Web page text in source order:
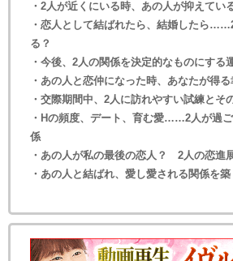
・2人が近くにいる時、あの人が抑えてい
・恋人として結ばれたら、結婚したら
る？
・今後、2人の関係を決定的なものにする
・あの人と恋仲になった時、あなたが得る
・交際期間中、2人に訪れやすい試練とそ
・Hの頻度、デート、育む愛……2人が過
係
・あの人が私の最後の恋人？ 2人の恋進
・あの人と結ばれ、愛し愛される関係を築